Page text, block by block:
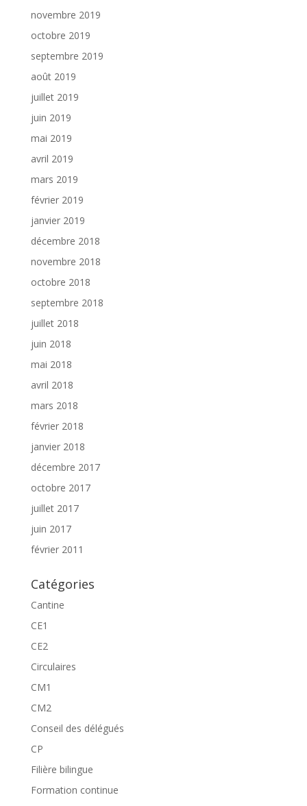
novembre 2019
octobre 2019
septembre 2019
août 2019
juillet 2019
juin 2019
mai 2019
avril 2019
mars 2019
février 2019
janvier 2019
décembre 2018
novembre 2018
octobre 2018
septembre 2018
juillet 2018
juin 2018
mai 2018
avril 2018
mars 2018
février 2018
janvier 2018
décembre 2017
octobre 2017
juillet 2017
juin 2017
février 2011
Catégories
Cantine
CE1
CE2
Circulaires
CM1
CM2
Conseil des délégués
CP
Filière bilingue
Formation continue